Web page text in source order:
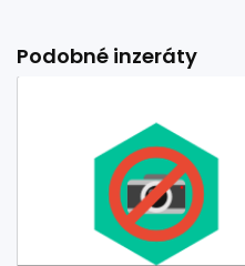
Podobné inzeráty